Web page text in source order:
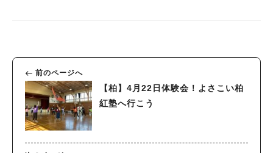
前のページへ
【柏】4月22日体験会！よさこい柏
紅塾へ行こう